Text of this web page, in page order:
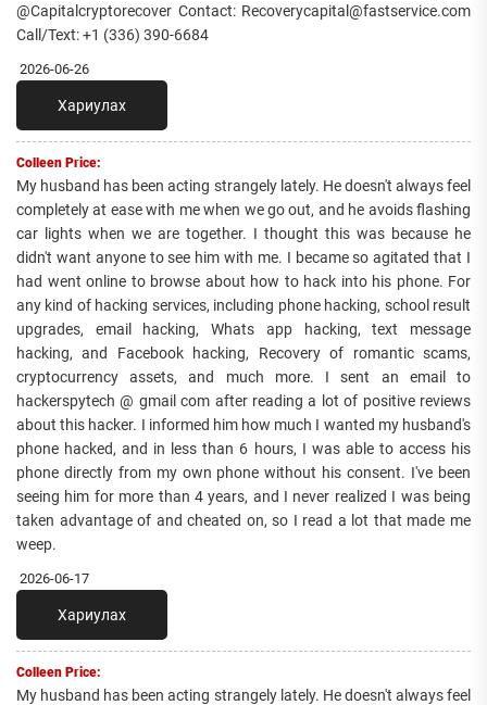
@Capitalcryptorecover Contact: Recoverycapital@fastservice.com
Call/Text: +1 (336) 390-6684
2026-06-26
Хариулах
Colleen Price:
My husband has been acting strangely lately. He doesn't always feel
completely at ease with me when we go out, and he avoids flashing
car lights when we are together. I thought this was because he
didn't want anyone to see him with me. I became so agitated that I
had went online to browse about how to hack into his phone. For
any kind of hacking services, including phone hacking, school result
upgrades, email hacking, Whats app hacking, text message
hacking, and Facebook hacking, Recovery of romantic scams,
cryptocurrency assets, and much more. I sent an email to
hackerspytech @ gmail com after reading a lot of positive reviews
about this hacker. I informed him how much I wanted my husband's
phone hacked, and in less than 6 hours, I was able to access his
phone directly from my own phone without his consent. I've been
seeing him for more than 4 years, and I never realized I was being
taken advantage of and cheated on, so I read a lot that made me
weep.
2026-06-17
Хариулах
Colleen Price:
My husband has been acting strangely lately. He doesn't always feel